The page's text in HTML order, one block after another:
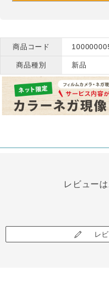
商品コード
商品種別 新品
レビュー
レ